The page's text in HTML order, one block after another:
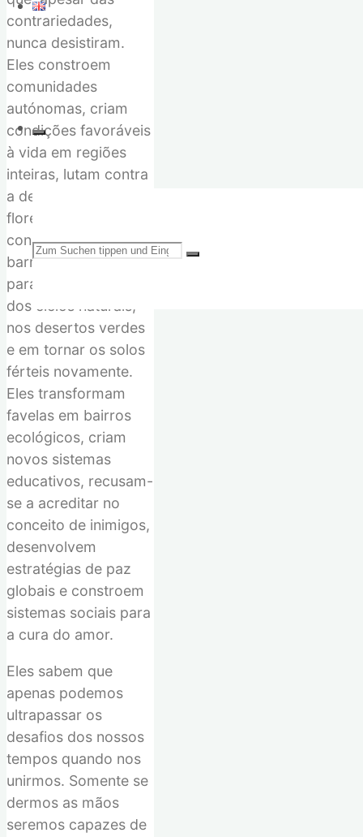
Suchen
nach:
contrariedades,
nunca desistiram.
Eles constroem
comunidades
autónomas, criam
condições favoráveis
à vida em regiões
inteiras, lutam contra
a destruição das
florestas e contra a
construção de
barragens, trabalham
para a restauração
dos ciclos naturais,
nos desertos verdes
e em tornar os solos
férteis novamente.
Eles transformam
favelas em bairros
ecológicos, criam
novos sistemas
educativos, recusam-
se a acreditar no
conceito de inimigos,
desenvolvem
estratégias de paz
globais e constroem
sistemas sociais para
a cura do amor.
Eles sabem que
apenas podemos
ultrapassar os
desafios dos nossos
tempos quando nos
unirmos. Somente se
dermos as mãos
seremos capazes de